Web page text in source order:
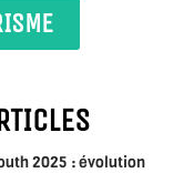
2025 : évolution